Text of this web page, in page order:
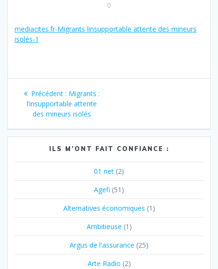
0
mediacites.fr-Migrants linsupportable attente des mineurs
isolés-1
Navigation
l’article
Précédent : Article
précédent
:
Migrants :
l’insupportable attente
des mineurs isolés
ILS M’ONT FAIT CONFIANCE :
01 net (2)
Agefi (51)
Alternatives économiques (1)
Ambitieuse (1)
Argus de l'assurance (25)
Arte Radio (2)